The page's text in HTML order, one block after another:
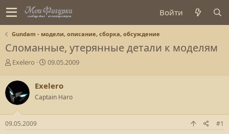
Войти
Gundam - модели, описание, сборка, обсуждение
Сломанные, утерянные детали к моделям
А
т
о
р
т
е
м
Exelero
Д
а
с
з
09.05.2009
Exelero
Captain Haro
09.05.2009 #1